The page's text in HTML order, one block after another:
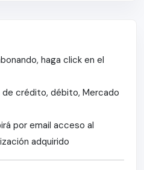
Clorambucilo-Rituximab.
no tratados con LLC con
crónica, en pacientes <
haga click en el
crédito, débito, Mercado
por email acceso al
adquirido